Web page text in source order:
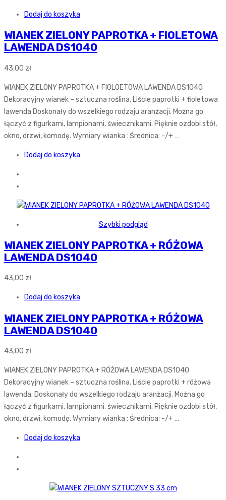
Dodaj do koszyka
WIANEK ZIELONY PAPROTKA + FIOLETOWA
LAWENDA DS1040
43,00 zł
WIANEK ZIELONY PAPROTKA + FIOLOETOWA LAWENDA DS1040
Dekoracyjny wianek – sztuczna roślina. Liście paprotki + fioletowa
lawenda Doskonały do wszelkiego rodzaju aranżacji. Można go
łączyć z figurkami, lampionami, świecznikami. Pięknie ozdobi stół,
okno, drzwi, komodę. Wymiary wianka : Średnica: -/+ …
Dodaj do koszyka
Szybki podgląd
WIANEK ZIELONY PAPROTKA + RÓŻOWA
LAWENDA DS1040
43,00 zł
Dodaj do koszyka
WIANEK ZIELONY PAPROTKA + RÓŻOWA
LAWENDA DS1040
43,00 zł
WIANEK ZIELONY PAPROTKA + RÓŻOWA LAWENDA DS1040
Dekoracyjny wianek – sztuczna roślina. Liście paprotki + różowa
lawenda. Doskonały do wszelkiego rodzaju aranżacji. Można go
łączyć z figurkami, lampionami, świecznikami. Pięknie ozdobi stół,
okno, drzwi, komodę. Wymiary wianka : Średnica: -/+ …
Dodaj do koszyka